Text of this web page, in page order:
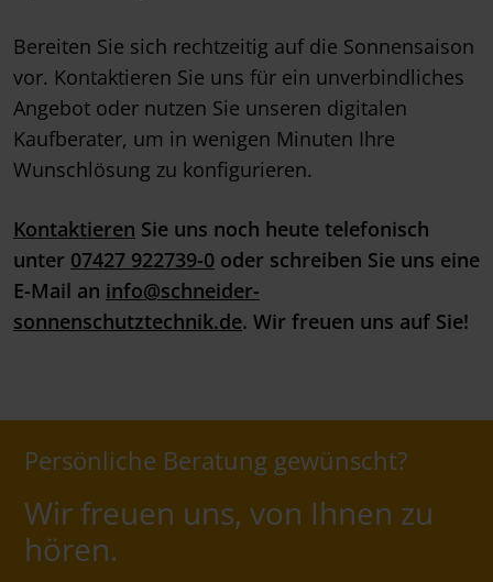
Bereiten Sie sich rechtzeitig auf die Sonnensaison
vor. Kontaktieren Sie uns für ein unverbindliches
Angebot oder nutzen Sie unseren digitalen
Kaufberater, um in wenigen Minuten Ihre
Wunschlösung zu konfigurieren.
Kontaktieren Sie uns noch heute telefonisch
unter 07427 922739-0 oder schreiben Sie uns eine
E-Mail an info@schneider-
sonnenschutztechnik.de. Wir freuen uns auf Sie!
Persönliche Beratung gewünscht?
Wir freuen uns, von Ihnen zu
hören.